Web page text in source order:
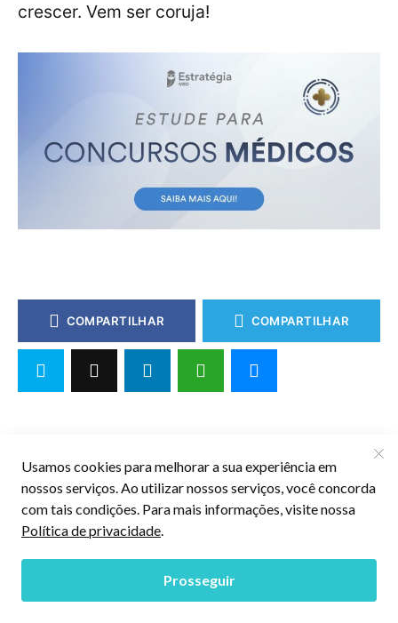
crescer. Vem ser coruja!
COMPARTILHAR COMPARTILHAR
Formada e pós-graduada na área de
comunicação, divido minha paixão entre o
jornalismo e os esportes
— ARTIGO ANTERIOR